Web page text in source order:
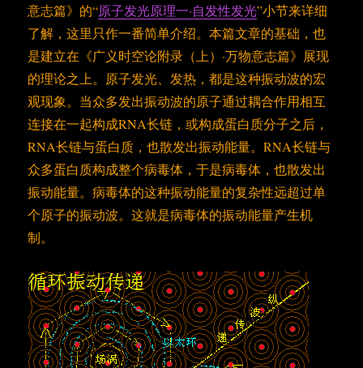
意志篇》的“原子发光原理一·自发性发光”小节来详细
了解，这里只作一番简单介绍。本篇文章的基础，也
是建立在《广义时空论附录（上）·万物意志篇》展现
的理论之上。原子发光、发热，都是这种振动波的宏
观现象。当众多发出振动波的原子通过耦合作用相互
连接在一起构成RNA长链，或构成蛋白质分子之后，
RNA长链与蛋白质，也散发出振动能量。RNA长链与
众多蛋白质构成整个病毒体，于是病毒体，也散发出
振动能量。病毒体的这种振动能量的复杂性远超过单
个原子的振动波。这就是病毒体的振动能量产生机
制。